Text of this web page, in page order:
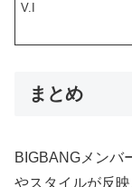
V.I
まとめ
BIGBANGメンバ
やスタイルが反